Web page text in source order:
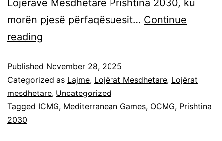
Lojërave Mesdhetare Prishtina 2030, ku
morën pjesë përfaqësuesit… Continue
reading
Published November 28, 2025
Categorized as Lajme, Lojërat Mesdhetare, Lojërat
mesdhetare, Uncategorized
Tagged ICMG, Mediterranean Games, OCMG, Prishtina
2030